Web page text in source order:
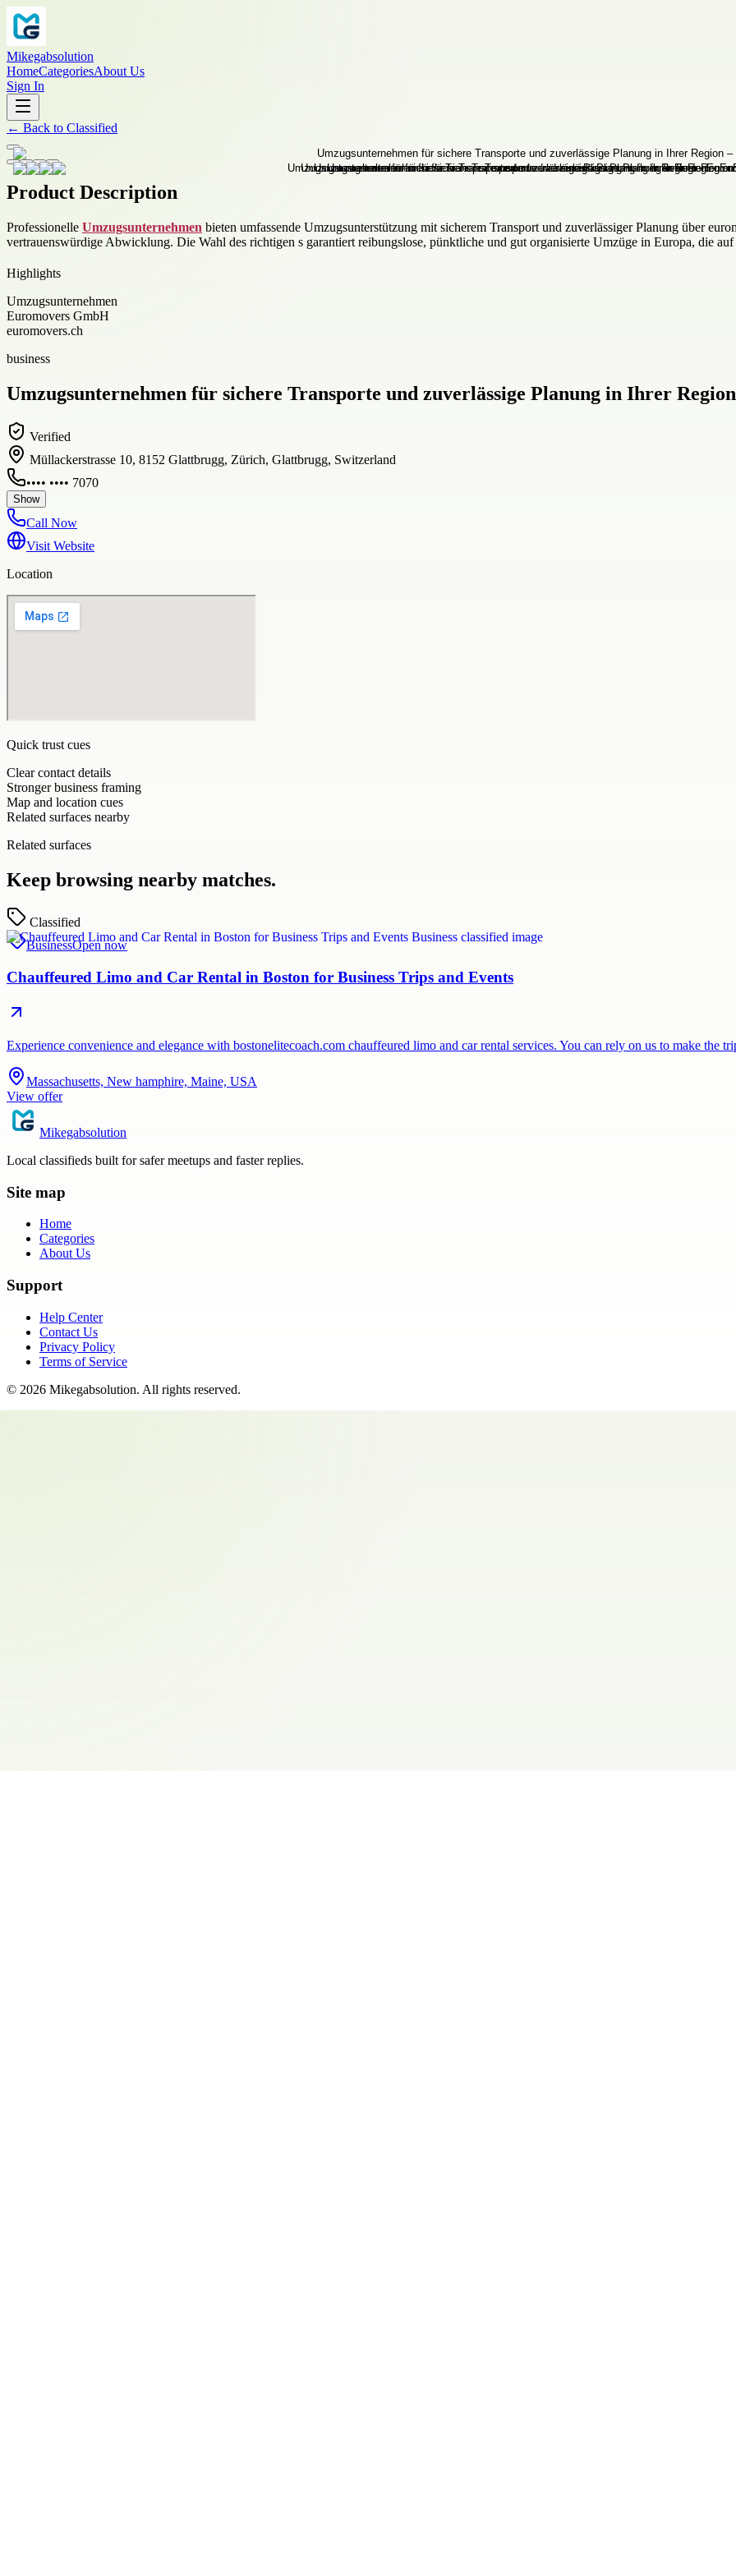
Mikegabsolution
HomeCategoriesAbout Us
Sign In
← Back to Classified
Product Description
Professionelle Umzugsunternehmen bieten umfassende Umzugsunterstützung mit sicherem Transport und zuverlässiger Planung über
vertrauenswürdige Abwicklung. Die Wahl des richtigen s garantiert reibungslose, pünktliche und gut organisierte Umzüge in Europa, die
Highlights
Umzugsunternehmen
Euromovers GmbH
euromovers.ch
business
Umzugsunternehmen für sichere Transporte und zuverlässige Planung in Ihrer
Verified
Müllackerstrasse 10, 8152 Glattbrugg, Zürich, Glattbrugg, Switzerland
•••• •••• 7070
Show
Call Now
Visit Website
Location
Quick trust cues
Clear contact details
Stronger business framing
Map and location cues
Related surfaces nearby
Related surfaces
Keep browsing nearby matches.
Classified
BusinessOpen now
Chauffeured Limo and Car Rental in Boston for Business Trips and Events
Experience convenience and elegance with bostonelitecoach.com chauffeured limo and car rental services. You can rely on us to make the
Massachusetts, New hamphire, Maine, USA
View offer
Mikegabsolution
Local classifieds built for safer meetups and faster replies.
Site map
Home
Categories
About Us
Support
Help Center
Contact Us
Privacy Policy
Terms of Service
© 2026 Mikegabsolution. All rights reserved.